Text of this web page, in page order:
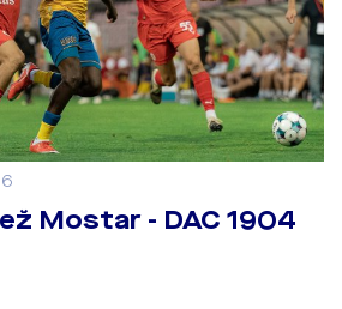
Mostar - DAC 1904